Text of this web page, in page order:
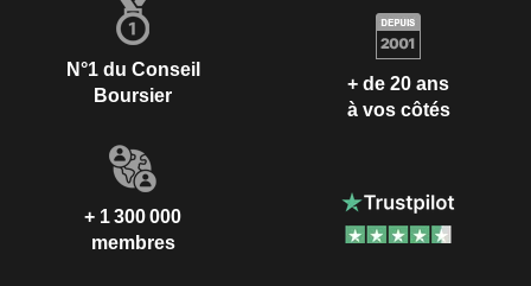
N°1 du Conseil
Boursier
+ de 20 ans
à vos côtés
+ 1 300 000
membres